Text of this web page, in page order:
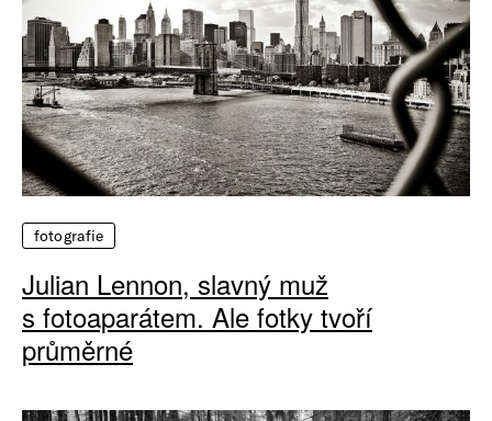
fotografie
Julian Lennon, slavný muž
s fotoaparátem. Ale fotky tvoří
průměrné